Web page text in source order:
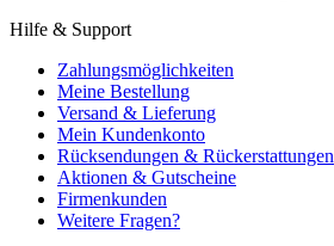
Hilfe & Support
Zahlungsmöglichkeiten
Meine Bestellung
Versand & Lieferung
Mein Kundenkonto
Rücksendungen & Rückerstattungen
Aktionen & Gutscheine
Firmenkunden
Weitere Fragen?